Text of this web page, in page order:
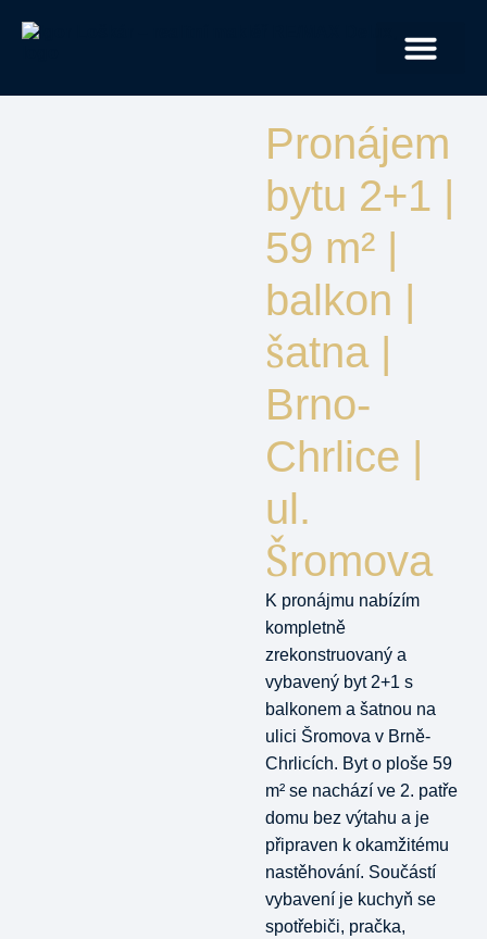
Pronájem
bytu 2+1 |
59 m² |
balkon |
šatna |
Brno-
Chrlice |
ul.
Šromova
K pronájmu nabízím
kompletně
zrekonstruovaný a
vybavený byt 2+1 s
balkonem a šatnou na
ulici Šromova v Brně-
Chrlicích. Byt o ploše 59
m² se nachází ve 2. patře
domu bez výtahu a je
připraven k okamžitému
nastěhování. Součástí
vybavení je kuchyň se
spotřebiči, pračka,